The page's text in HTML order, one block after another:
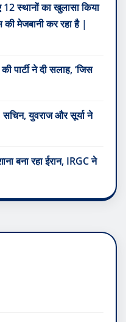
स्थानों का खुलासा किया
की मेजबानी कर रहा है |
पार्टी ने दी सलाह, ‘जिस
युवराज और सूर्या ने
बना रहा ईरान, IRGC ने